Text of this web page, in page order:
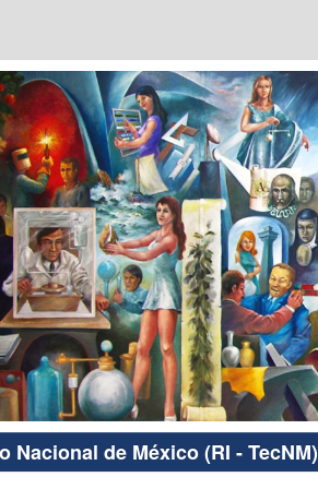
de México (RI - TecNM)